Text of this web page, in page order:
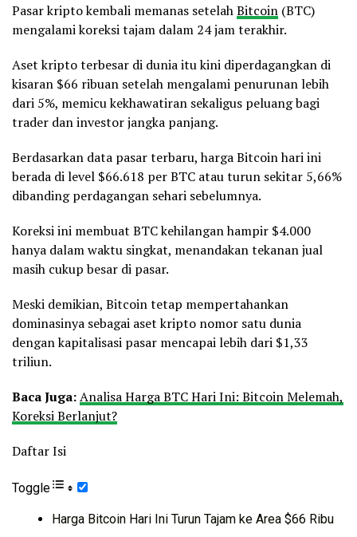
Pasar kripto kembali memanas setelahBitcoin (BTC)
mengalami koreksi tajam dalam 24 jam terakhir.
Aset kripto terbesar di dunia itu kini diperdagangkan di
kisaran $66 ribuan setelah mengalami penurunan lebih
dari 5%, memicu kekhawatiran sekaligus peluang bagi
trader dan investor jangka panjang.
Berdasarkan data pasar terbaru, harga Bitcoin hari ini
berada di level $66.618 per BTC atau turun sekitar 5,66%
dibanding perdagangan sehari sebelumnya.
Koreksi ini membuat BTC kehilangan hampir $4.000
hanya dalam waktu singkat, menandakan tekanan jual
masih cukup besar di pasar.
Meski demikian, Bitcoin tetap mempertahankan
dominasinya sebagai aset kripto nomor satu dunia
dengan kapitalisasi pasar mencapai lebih dari $1,33
triliun.
Baca Juga:Analisa Harga BTC Hari Ini: Bitcoin Melemah,
Koreksi Berlanjut?
Daftar Isi
Toggle
Harga Bitcoin Hari Ini Turun Tajam ke Area $66 Ribu